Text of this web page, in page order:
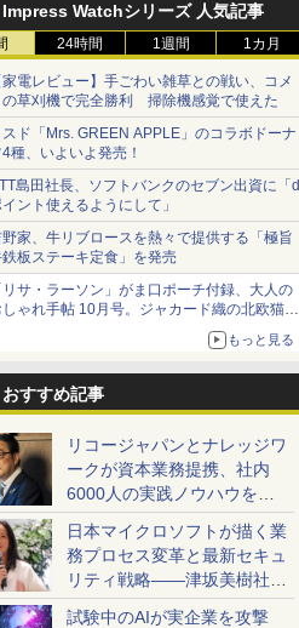
Impress Watchシリーズ 人気記事
24時間 1週間 1カ月
家電レビュー】手ごわい雑草との戦い、コメ
の草刈機で完全勝利 掃除機感覚で使えた
スド「Mrs. GREEN APPLE」のコラボドーナ
4種、いよいよ発売！
島田社長、ソフトバンクのセブン出資に「d
ント使えるようにして」
家、牛リブロースを熱々で提供する「極旨
板ステーキ定食」を発売
リサ・ラーソン」がま口ポーチ付録、大人の
しゃれ手帖 10月号。ジャカード織の北欧猫デ
もっと見る
おすすめ記事
リコージャパンとナレッジワ
ークが資本業務提携、社内
6000人の実践ノウハウを生
かした「AI商談記録 for
RICOH」を展開へ
日本マイクロソフトが描く業
務プロセス変革と最新セキュ
リティ戦略――津坂美樹社長
が2027年度戦略を説明
試験中のAIが実企業を攻撃